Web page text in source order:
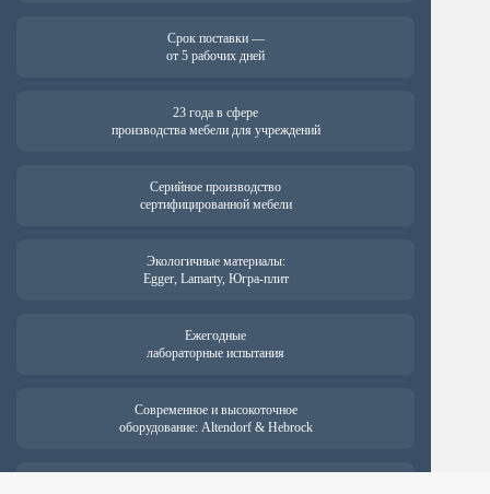
Срок поставки —
от 5 рабочих дней
23 года в сфере
производства мебели для учреждений
Серийное производство
сертифицированной мебели
Экологичные материалы:
Egger, Lamarty, Югра-плит
Ежегодные
лабораторные испытания
Современное и высокоточное
оборудование: Altendorf & Hebrock